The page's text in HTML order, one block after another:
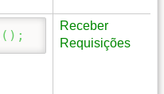
( ) ;
Receber
Requisições